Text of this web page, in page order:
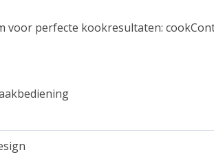
voor perfecte kookresultaten: